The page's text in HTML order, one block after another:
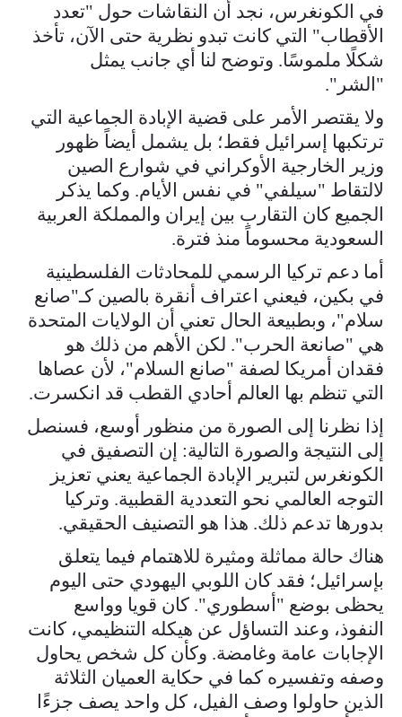
في الكونغرس، نجد أن النقاشات حول "تعدد
الأقطاب" التي كانت تبدو نظرية حتى الآن، تأخذ
شكلًا ملموسًا. وتوضح لنا أي جانب يمثل
"الشر".
ولا يقتصر الأمر على قضية الإبادة الجماعية التي
ترتكبها إسرائيل فقط؛ بل يشمل أيضاً ظهور
وزير الخارجية الأوكراني في شوارع الصين
لالتقاط "سيلفي" في نفس الأيام. وكما يذكر
الجميع كان التقارب بين إيران والمملكة العربية
السعودية محسوماً منذ فترة.
أما دعم تركيا الرسمي للمحادثات الفلسطينية
في بكين، فيعني اعتراف أنقرة بالصين كـ"صانع
سلام"، وبطبيعة الحال تعني أن الولايات المتحدة
هي "صانعة الحرب". لكن الأهم من ذلك هو
فقدان أمريكا لصفة "صانع السلام"، لأن عصاها
التي تنظم بها العالم أحادي القطب قد انكسرت.
إذا نظرنا إلى الصورة من منظور أوسع، فسنصل
إلى النتيجة والصورة التالية: إن التصفيق في
الكونغرس لتبرير الإبادة الجماعية يعني تعزيز
التوجه العالمي نحو التعددية القطبية. وتركيا
بدورها تدعم ذلك. هذا هو التصنيف الحقيقي.
هناك حالة مماثلة ومثيرة للاهتمام فيما يتعلق
بإسرائيل؛ فقد كان اللوبي اليهودي حتى اليوم
يحظى بوضع "أسطوري". كان قويا وواسع
النفوذ، وعند التساؤل عن هيكله التنظيمي، كانت
الإجابات عامة وغامضة. وكأن كل شخص يحاول
وصفه وتفسيره كما في حكاية العميان الثلاثة
الذين حاولوا وصف الفيل، كل واحد يصف جزءًا